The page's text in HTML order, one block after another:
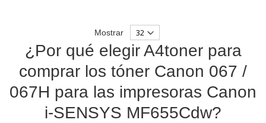
Mostrar
¿Por qué elegir A4toner para
comprar los tóner Canon 067 /
067H para las impresoras Canon
i-SENSYS MF655Cdw?